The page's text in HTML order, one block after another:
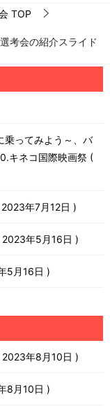
TOP
考会の紹介スライド
乗ってみよう～、バ
キネコ国際映画祭
2023年7月12日
2023年5月16日
5月16日
2023年8月10日
8月10日